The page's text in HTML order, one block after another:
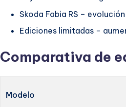
Skoda Fabia RS –
Ediciones limitadas –
Comparativa de
Modelo